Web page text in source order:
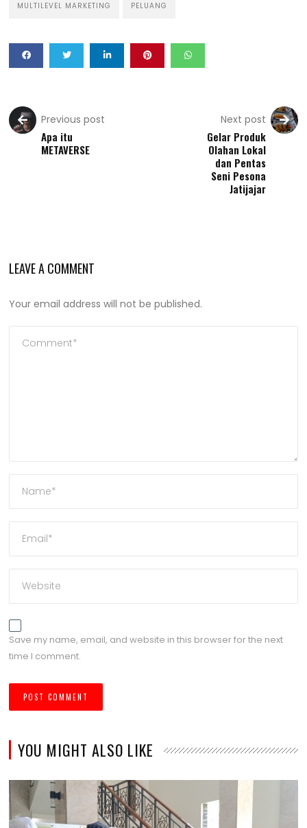
MULTILEVEL MARKETING PELUANG
Previous post
Apa itu
METAVERSE
Next post
Gelar Produk
Olahan Lokal
dan Pentas
Seni Pesona
Jatijajar
LEAVE A COMMENT
Your email address will not be published.
Save my name, email, and website in this browser for the next
time I comment.
YOU MIGHT ALSO LIKE